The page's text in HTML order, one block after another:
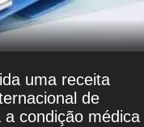
uma receita
de
condição médica